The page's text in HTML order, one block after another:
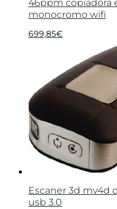
46ppm copiadora
monocromo wifi
699,85€
Escaner 3d mv4d
usb 3.0